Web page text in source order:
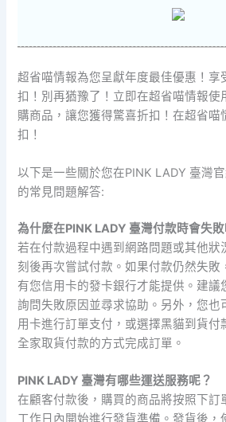
超省喵情報為您呈獻年度最佳優惠！享
扣！別再猶豫了！立即在超省喵情報使
購商品，讓您獲得驚喜折扣！在超省喵
扣！
以下是一些關於您在PINK LADY 臺灣
的常見問題解答:
為什麼在PINK LADY 臺灣付款時會失
若在付款過程中遇到網路問題或其他狀
刻後再次嘗試付款。如果付款仍然失敗
有您信用卡的發卡銀行才能提供。建議
詢問失敗原因並尋求協助。另外，您也
用卡進行訂單支付，或選擇黑貓到貨付
全家取貨付款的方式完成訂單。
PINK LADY 臺灣有哪些運送服務呢？
在顧客付款後，購買的商品將按照下訂
工作日內開始進行發貨準備。發貨後，